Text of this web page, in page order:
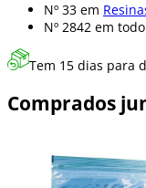
Nº 33 em
Nº 2842 em
Tem 15 dias para
Comprados